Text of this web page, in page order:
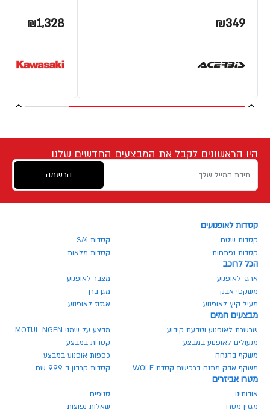
₪349
₪1,328
היו הראשונים לקבל את המבצעים החדשים שלנו
הרשמה
קסדות לאופנועים
קסדות שטח
קסדות 3/4
קסדות נפתחות
קסדות מלאות
הכל לרוכב
ארגז לאופנוע
מצבר לאופנוע
משקפי אבק
מגן ברך
מעיל קיץ לאופנוע
אגזוז לאופנוע
מבצעים חמים
שרשרת לאופנוע וטבעת קיבוע
מבצע על שמני MOTUL NGEN
מנעולים לאופנוע במבצע
קסדות במבצע
משקף בהנחה
כפפות אופנוע במבצע
משקף אבק מתנה ברכישת קסדת WOLF
קסדות קרבון ב 999 שח
מטרו אביזרים
אודותינו
סניפים
מגזין מטרו
שאלות נפוצות